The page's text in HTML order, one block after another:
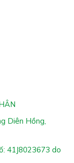
Diên Hồng,
41J8023673 do